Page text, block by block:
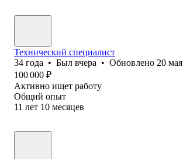
Технический специалист
34 года • Был вчера • Обновлено 20 мая
100 000 ₽
Активно ищет работу
Общий опыт
11 лет 10 месяцев